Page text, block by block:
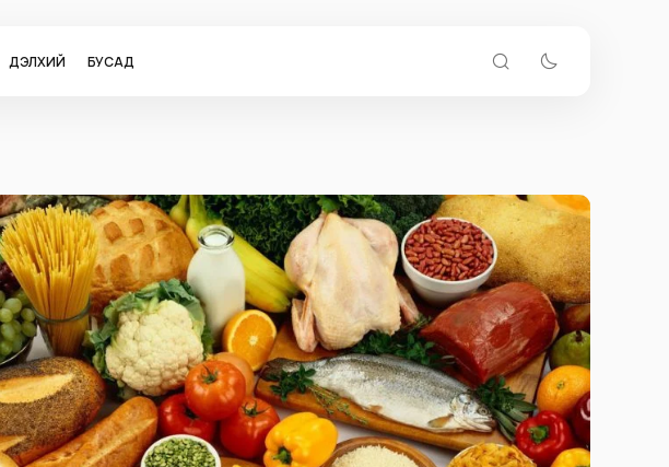
ДЭЛХИЙ БУСАД